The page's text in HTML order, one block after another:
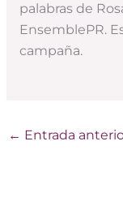
palabras de
EnsemblePR.
campaña.
← Entrada